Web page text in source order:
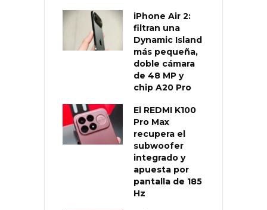
iPhone Air 2:
filtran una
Dynamic Island
más pequeña,
doble cámara
de 48 MP y
chip A20 Pro
El REDMI K100
Pro Max
recupera el
subwoofer
integrado y
apuesta por
pantalla de 185
Hz